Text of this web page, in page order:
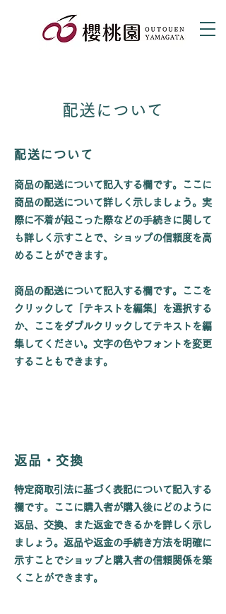
配送について
配送について
商品の配送について記入する欄です。ここに
商品の配送について詳しく示しましょう。実
際に不着が起こった際などの手続きに関して
も詳しく示すことで、ショップの信頼度を高
めることができます。
商品の配送について記入する欄です。ここを
クリックして「テキストを編集」を選択する
か、ここをダブルクリックしてテキストを編
集してください。文字の色やフォントを変更
することもできます。
返品・交換
特定商取引法に基づく表記について記入する
欄です。ここに購入者が購入後にどのように
返品、交換、また返金できるかを詳しく示し
ましょう。返品や返金の手続き方法を明確に
示すことでショップと購入者の信頼関係を築
くことができます。